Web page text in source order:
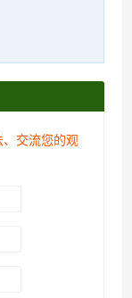
交流您的观